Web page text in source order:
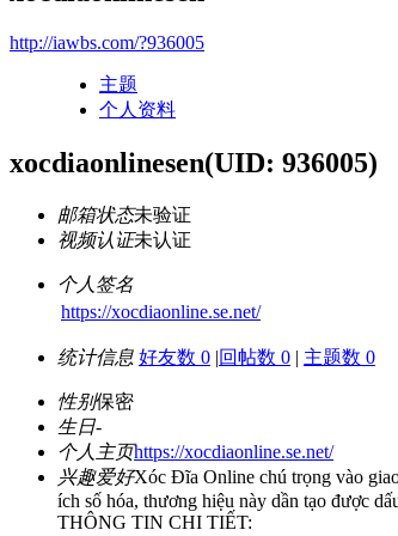
http://iawbs.com/?936005
主题
个人资料
xocdiaonlinesen(UID: 936005)
邮箱状态未验证
视频认证未认证
个人签名
https://xocdiaonline.se.net/
统计信息 好友数 0 |回帖数 0 | 主题数 0
性别保密
生日-
个人主页https://xocdiaonline.se.net/
兴趣爱好Xóc Đĩa Online chú trọng vào
ích số hóa, thương hiệu này dần tạo được
THÔNG TIN CHI TIẾT: